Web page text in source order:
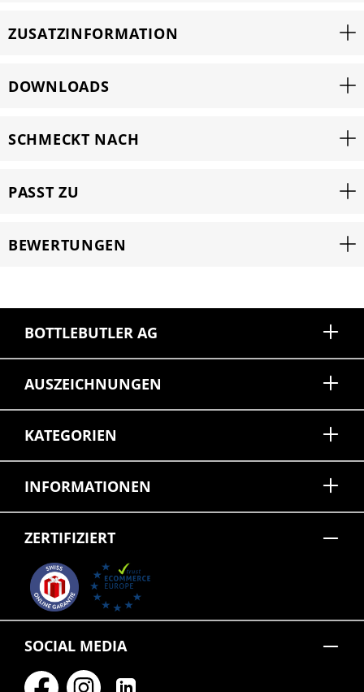
ZUSATZINFORMATION
DOWNLOADS
SCHMECKT NACH
PASST ZU
BEWERTUNGEN
BOTTLEBUTLER AG
AUSZEICHNUNGEN
KATEGORIEN
INFORMATIONEN
ZERTIFIZIERT
SOCIAL MEDIA